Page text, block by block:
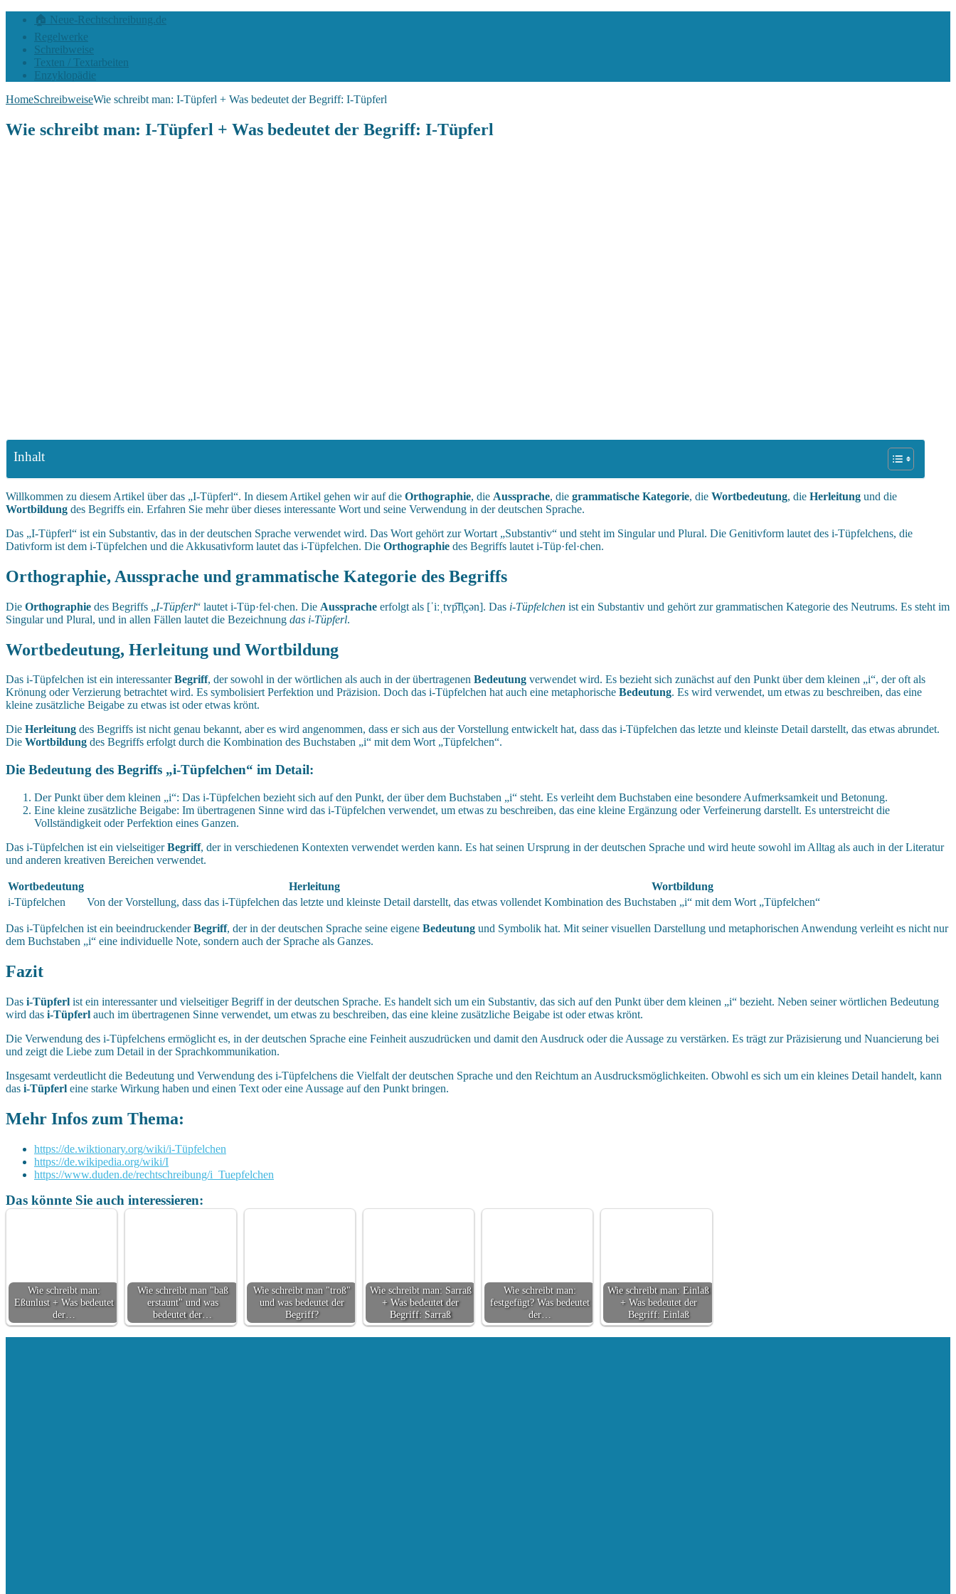
🏠 Neue-Rechtschreibung.de
Regelwerke
Schreibweise
Texten / Textarbeiten
Enzyklopädie
HomeSchreibweiseWie schreibt man: I-Tüpferl + Was bedeutet der Begriff: I-Tüpferl
Wie schreibt man: I-Tüpferl + Was bedeutet der Begriff: I-Tüpferl
Inhalt
Willkommen zu diesem Artikel über das „I-Tüpferl“. In diesem Artikel gehen wir auf die Orthographie, die Aussprache, die grammatische Kategorie, die Wortbedeutung, die Herleitung und die
Wortbildung des Begriffs ein. Erfahren Sie mehr über dieses interessante Wort und seine Verwendung in der deutschen Sprache.
Das „I-Tüpferl“ ist ein Substantiv, das in der deutschen Sprache verwendet wird. Das Wort gehört zur Wortart „Substantiv“ und steht im Singular und Plural. Die Genitivform lautet des i-Tüpfelchens, die
Dativform ist dem i-Tüpfelchen und die Akkusativform lautet das i-Tüpfelchen. Die Orthographie des Begriffs lautet i-Tüp·fel·chen.
Orthographie, Aussprache und grammatische Kategorie des Begriffs
Die Orthographie des Begriffs „I-Tüpferl“ lautet i-Tüp·fel·chen. Die Aussprache erfolgt als [ˈiːˌtʏp͡fl̩çən]. Das i-Tüpfelchen ist ein Substantiv und gehört zur grammatischen Kategorie des Neutrums. Es steht im
Singular und Plural, und in allen Fällen lautet die Bezeichnung das i-Tüpferl.
Wortbedeutung, Herleitung und Wortbildung
Das i-Tüpfelchen ist ein interessanterBegriff, der sowohl in der wörtlichen als auch in der übertragenen Bedeutung verwendet wird. Es bezieht sich zunächst auf den Punkt über dem kleinen „i“, der oft als
Krönung oder Verzierung betrachtet wird. Es symbolisiert Perfektion und Präzision. Doch das i-Tüpfelchen hat auch eine metaphorische Bedeutung. Es wird verwendet, um etwas zu beschreiben, das eine
kleine zusätzliche Beigabe zu etwas ist oder etwas krönt.
Die Herleitung des Begriffs ist nicht genau bekannt, aber es wird angenommen, dass er sich aus der Vorstellung entwickelt hat, dass das i-Tüpfelchen das letzte und kleinste Detail darstellt, das etwas abrundet.
Die Wortbildung des Begriffs erfolgt durch die Kombination des Buchstaben „i“ mit dem Wort „Tüpfelchen“.
Die Bedeutung des Begriffs „i-Tüpfelchen“ im Detail:
Der Punkt über dem kleinen „i“: Das i-Tüpfelchen bezieht sich auf den Punkt, der über dem Buchstaben „i“ steht. Es verleiht dem Buchstaben eine besondere Aufmerksamkeit und Betonung.
Eine kleine zusätzliche Beigabe: Im übertragenen Sinne wird das i-Tüpfelchen verwendet, um etwas zu beschreiben, das eine kleine Ergänzung oder Verfeinerung darstellt. Es unterstreicht die
Vollständigkeit oder Perfektion eines Ganzen.
Das i-Tüpfelchen ist ein vielseitigerBegriff, der in verschiedenen Kontexten verwendet werden kann. Es hat seinen Ursprung in der deutschen Sprache und wird heute sowohl im Alltag als auch in der Literatur
und anderen kreativen Bereichen verwendet.
Wortbedeutung Herleitung
Wortbildung
i-Tüpfelchen
Von der Vorstellung, dass das i-Tüpfelchen das letzte und kleinste Detail darstellt, das etwas vollendet Kombination des Buchstaben „i“ mit dem Wort „Tüpfelchen“
Das i-Tüpfelchen ist ein beeindruckenderBegriff, der in der deutschen Sprache seine eigene Bedeutung und Symbolik hat. Mit seiner visuellen Darstellung und metaphorischen Anwendung verleiht es nicht nur
dem Buchstaben „i“ eine individuelle Note, sondern auch der Sprache als Ganzes.
Fazit
Das i-Tüpferl ist ein interessanter und vielseitiger Begriff in der deutschen Sprache. Es handelt sich um ein Substantiv, das sich auf den Punkt über dem kleinen „i“ bezieht. Neben seiner wörtlichen Bedeutung
wird das i-Tüpferl auch im übertragenen Sinne verwendet, um etwas zu beschreiben, das eine kleine zusätzliche Beigabe ist oder etwas krönt.
Die Verwendung des i-Tüpfelchens ermöglicht es, in der deutschen Sprache eine Feinheit auszudrücken und damit den Ausdruck oder die Aussage zu verstärken. Es trägt zur Präzisierung und Nuancierung bei
und zeigt die Liebe zum Detail in der Sprachkommunikation.
Insgesamt verdeutlicht die Bedeutung und Verwendung des i-Tüpfelchens die Vielfalt der deutschen Sprache und den Reichtum an Ausdrucksmöglichkeiten. Obwohl es sich um ein kleines Detail handelt, kann
das i-Tüpferl eine starke Wirkung haben und einen Text oder eine Aussage auf den Punkt bringen.
Mehr Infos zum Thema:
https://de.wiktionary.org/wiki/i-Tüpfelchen
https://de.wikipedia.org/wiki/I
https://www.duden.de/rechtschreibung/i_Tuepfelchen
Das könnte Sie auch interessieren:
Wie schreibt man:
Eßunlust + Was bedeutet
der…
Wie schreibt man "baß
erstaunt" und was
bedeutet der…
Wie schreibt man "troß"
und was bedeutet der
Begriff?
Wie schreibt man: Sarraß
+ Was bedeutet der
Begriff: Sarraß
Wie schreibt man:
festgefügt? Was bedeutet
der…
Wie schreibt man: Einlaß
+ Was bedeutet der
Begriff: Einlaß